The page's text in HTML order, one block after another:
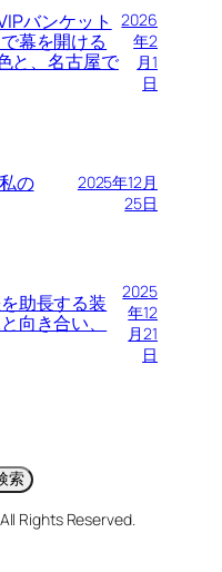
バンケット
幕を開ける
と、名古屋で
2026
年2
月1
日
の
2025年12月
25日
助長する装
向き合い、
2025
年12
月21
日
索
Rights Reserved.